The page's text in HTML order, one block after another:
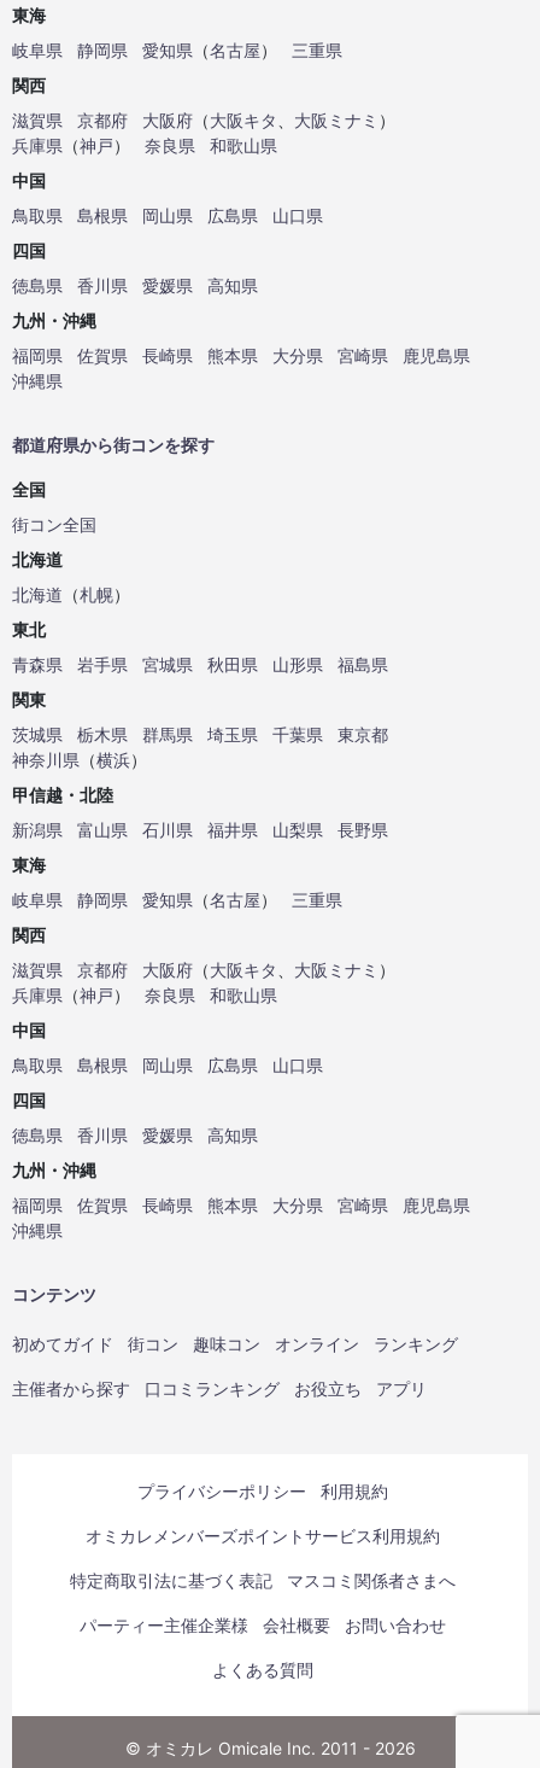
東海
岐阜県
静岡県 愛知県 （名古屋）
三重県
関西
滋賀県
京都府 大阪府 （大阪キタ 大阪ミナミ ）
兵庫県 （神戸） 奈良県
和歌山県
中国
鳥取県
島根県 岡山県 広島県
山口県
四国
徳島県
香川県 愛媛県
高知県
九州・沖縄
福岡県
佐賀県 長崎県 熊本県 大分県 宮崎県
鹿児島県
沖縄県
都道府県から街コンを探す
全国
街コン全国
北海道
北海道 （札幌）
東北
青森県
岩手県 宮城県 秋田県 山形県
福島県
関東
茨城県
栃木県 群馬県 埼玉県 千葉県
東京都
神奈川県 （横浜）
甲信越・北陸
新潟県
富山県 石川県 福井県 山梨県
長野県
東海
岐阜県
静岡県 愛知県 （名古屋）
三重県
関西
滋賀県
京都府 大阪府 （大阪キタ 大阪ミナミ ）
兵庫県 （神戸） 奈良県
和歌山県
中国
鳥取県
島根県 岡山県 広島県
山口県
四国
徳島県
香川県 愛媛県
高知県
九州・沖縄
福岡県
佐賀県 長崎県 熊本県 大分県 宮崎県
鹿児島県
沖縄県
コンテンツ
初めてガイド 街コン 趣味コン オンライン ランキング
主催者から探す 口コミランキング お役立ち アプリ
プライバシーポリシー 利用規約
オミカレメンバーズポイントサービス利用規約
特定商取引法に基づく表記 マスコミ関係者さまへ
パーティー主催企業様 会社概要 お問い合わせ
よくある質問
© オミカレ Omicale Inc. 2011 - 2026